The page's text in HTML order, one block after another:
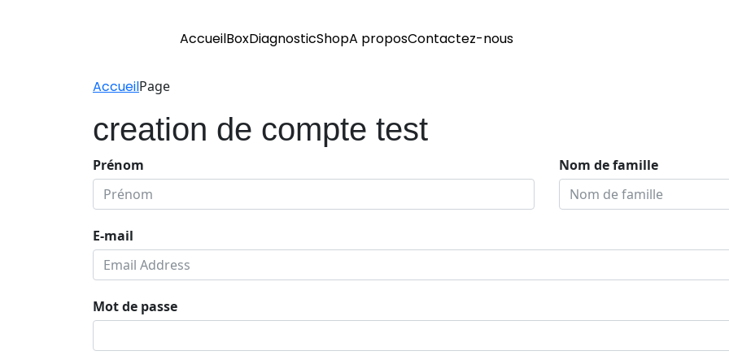
AccueilBoxDiagnosticShopA proposContactez-nous
AccueilPage
creation de compte test
Prénom Nom de famille
E-mail
Mot de passe